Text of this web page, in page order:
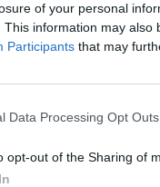
of your personal
This information may
Participants that may
Data Processing Opt Outs
opt-out of the Sharing of
alla squadra
della
riguarda
al Cagliari dal
in Serie A, di